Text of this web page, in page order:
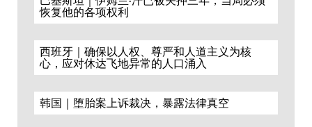
恢复他的各项权利
西班牙｜确保以人权、尊严和人道主义为核
心，应对休达飞地异常的人口涌入
韩国｜堕胎案上诉裁决，暴露法律真空